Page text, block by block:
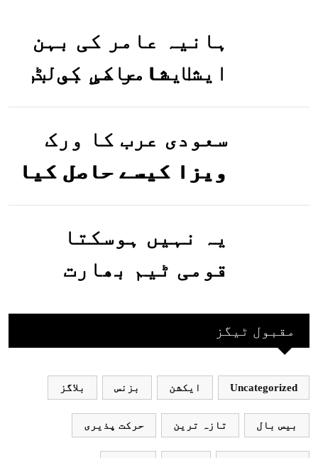
ہانیہ عامر کی بہن
ایشا عامر کی بولڈ
تصاویر وائرل ہو
گئیں
سعودی عرب کا ورک
ویزا کیسے حاصل کیا
جاسکتا ہے؟جانیے
یہ نہیں ہوسکتا
قومی ٹیم بھارت
بھارتی ٹیم پاکستانمقبول ٹیگز
Uncategorized ایکشن بزنس بلاگز
بیس بال تازہ ترین حرکت پذیری